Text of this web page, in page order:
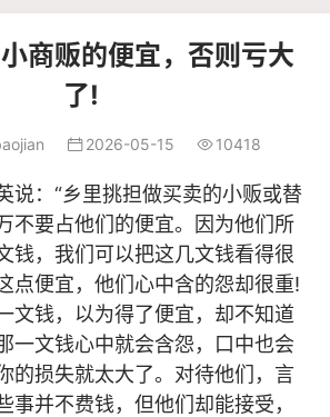
商贩的便宜，否则亏大
了!
 2026-05-15  10418
说：“乡里挑担做买卖的小贩或替
不要占他们的便宜。因为他们所
钱，我们可以把这几文钱看得很
点便宜，他们心中含的怨却很重!
文钱，以为得了便宜，却不知道
一文钱心中就会含怨，口中也会
的损失就太大了。对待他们，言
事并不费钱，但他们却能接受，